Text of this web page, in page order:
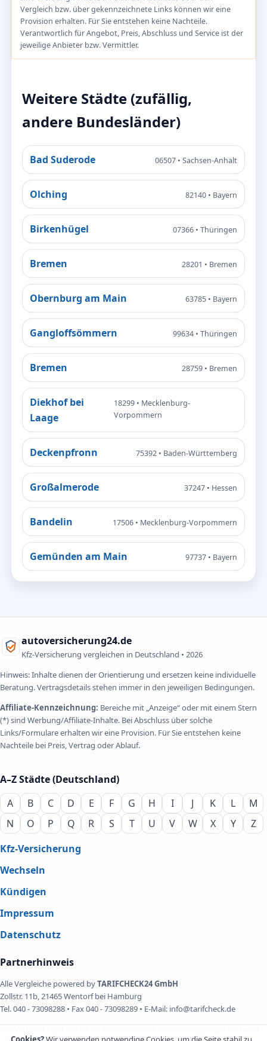
Vergleich bzw. über gekennzeichnete Links können wir eine
Provision erhalten. Für Sie entstehen keine Nachteile.
Verantwortlich für Angebot, Preis, Abschluss und Service ist der
jeweilige Anbieter bzw. Vermittler.
Weitere Städte (zufällig,
andere Bundesländer)
Bad Suderode 06507 • Sachsen-Anhalt
Olching 82140 • Bayern
Birkenhügel 07366 • Thüringen
Bremen 28201 • Bremen
Obernburg am Main 63785 • Bayern
Gangloffsömmern 99634 • Thüringen
Bremen 28759 • Bremen
Diekhof bei
Laage
18299 • Mecklenburg-
Vorpommern
Deckenpfronn 75392 • Baden-Württemberg
Großalmerode 37247 • Hessen
Bandelin 17506 • Mecklenburg-Vorpommern
Gemünden am Main 97737 • Bayern
autoversicherung24.de
Kfz-Versicherung vergleichen in Deutschland • 2026
Hinweis: Inhalte dienen der Orientierung und ersetzen keine individuelle
Beratung. Vertragsdetails stehen immer in den jeweiligen Bedingungen.
Affiliate-Kennzeichnung: Bereiche mit „Anzeige“ oder mit einem Stern
(*) sind Werbung/Affiliate-Inhalte. Bei Abschluss über solche
Links/Formulare erhalten wir eine Provision. Für Sie entstehen keine
Nachteile bei Preis, Vertrag oder Ablauf.
A–Z Städte (Deutschland)
A
B C D E F G H I J K L
M
N
O P Q R S T U V W X Y
Z
Kfz-Versicherung
Wechseln
Kündigen
Impressum
Datenschutz
Partnerhinweis
Alle Vergleiche powered byTARIFCHECK24 GmbH
Zollstr. 11b, 21465 Wentorf bei Hamburg
Tel. 040 - 73098288 • Fax 040 - 73098289 • E-Mail: info@tarifcheck.de